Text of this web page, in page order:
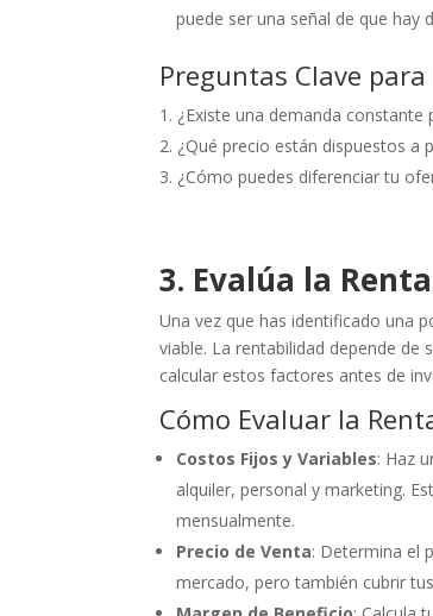
puede ser una señal de que hay
Preguntas Clave
¿Existe una demanda
¿Qué precio están dispuestos a
¿Cómo puedes diferenciar tu
3. Evalúa la
Una vez que has identificado una
viable. La rentabilidad depende de
calcular estos factores antes de
Cómo Evaluar la
Costos Fijos y Variables: Haz
alquiler, personal y marketing.
mensualmente.
Precio de Venta: Determina el
mercado, pero también cubrir